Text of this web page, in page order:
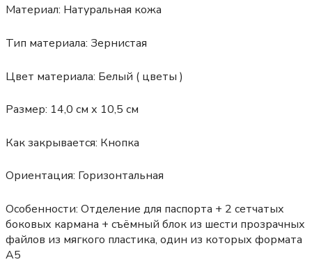
Материал: Натуральная кожа
Тип материала: Зернистая
Цвет материала: Белый ( цветы )
Размер: 14,0 см х 10,5 см
Как закрывается: Кнопка
Ориентация: Горизонтальная
Особенности: Отделение для паспорта + 2 сетчатых
боковых кармана + съёмный блок из шести прозрачных
файлов из мягкого пластика, один из которых формата
А5